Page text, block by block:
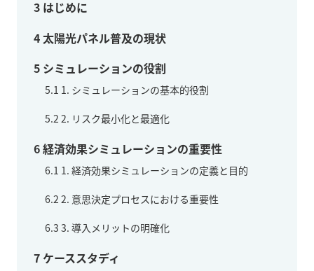
3 はじめに
4 太陽光パネル普及の現状
5 シミュレーションの役割
5.1 1. シミュレーションの基本的役割
5.2 2. リスク最小化と最適化
6経済効果シミュレーションの重要性
6.1 1. 経済効果シミュレーションの定義と目的
6.2 2. 意思決定プロセスにおける重要性
6.3 3. 導入メリットの明確化
7 ケーススタディ